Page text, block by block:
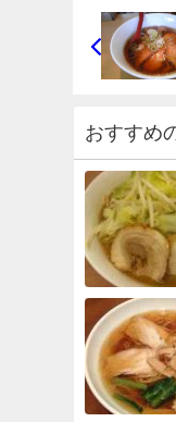
おすすめ